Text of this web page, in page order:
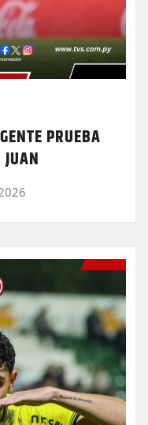
PRUEBA